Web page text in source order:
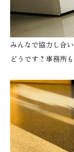
みんなで協力し合
どうです？事務所